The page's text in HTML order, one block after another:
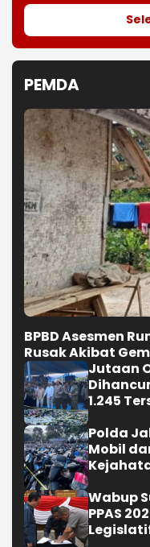
PEMDA
BPBD Asesmen
Rusak Akibat
Jutaan
1.245
Polda
Mobil
Wabup
PPAS